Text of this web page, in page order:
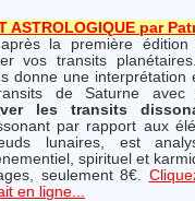
ASTROLOGIQUE par
la première édition
vos transits
donne une interprétation
de Saturne
les transits
par rapport aux
lunaires, est
spirituel et
seulement 8€.
en ligne...